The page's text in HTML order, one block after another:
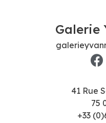
Galerie
41 Rue
75
+33